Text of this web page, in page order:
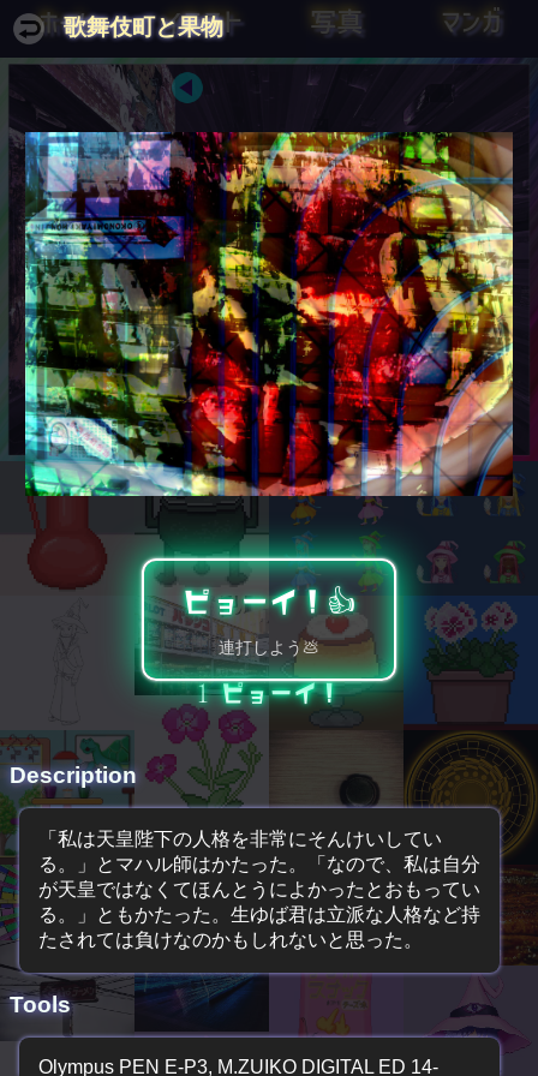
ホーム イラスト 写真 マンガ
神は死んだ。とんかつは生きてい
る。
フリードリヒ・ニーチェ
優しい言葉だけよりも、優しい言葉
にとんかつを添えた方が、望んだ物
がより多く手に入る 。
アル・カポネ
歌舞伎町と果物
ピョーイ！👍️
連打しよう💩
1ピョーイ！
Description
「私は天皇陛下の人格を非常にそんけいしてい
る。」とマハル師はかたった。「なので、私は自分
が天皇ではなくてほんとうによかったとおもってい
る。」ともかたった。生ゆば君は立派な人格など持
たされては負けなのかもしれないと思った。
Tools
Olympus PEN E-P3, M.ZUIKO DIGITAL ED 14-